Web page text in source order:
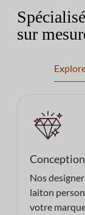
sur
Conception
Nos
laiton
votre